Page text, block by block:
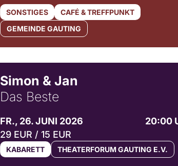
SONSTIGES
CAFÉ & TREFFPUNKT
GEMEINDE GAUTING
Simon & Jan
Das Beste
FR., 26. JUNI 2026
20:00
29 EUR / 15 EUR
KABARETT THEATERFORUM GAUTING E.V.